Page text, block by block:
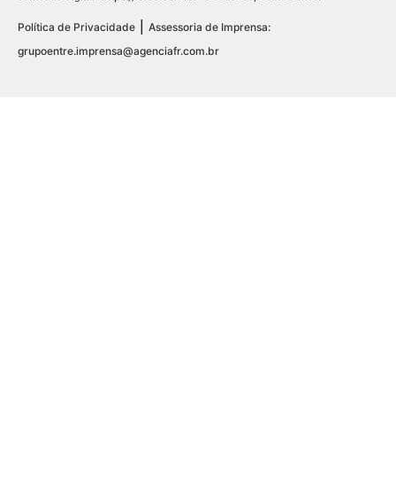
Política de Privacidade
Assessoria de Imprensa:
grupoentre.imprensa@agenciafr.com.br